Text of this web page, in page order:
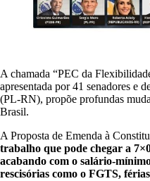
A chamada “PEC da
apresentada por 41 senadores e
(PL-RN), propõe profundas
Brasil.
A Proposta de Emenda à
trabalho que pode chegar a
acabando com o salário-
rescisórias como o FGTS,